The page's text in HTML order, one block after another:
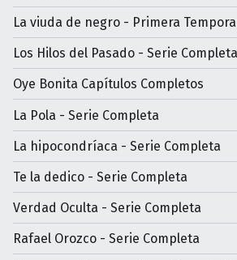
La viuda de negro - Primera
Los Hilos del Pasado - Serie Completa
Oye Bonita Capítulos Completos
La Pola - Serie Completa
La hipocondríaca - Serie Completa
Te la dedico - Serie Completa
Verdad Oculta - Serie Completa
Rafael Orozco - Serie Completa